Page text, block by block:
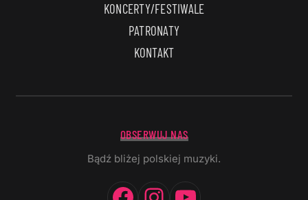
KONCERTY/FESTIWALE
PATRONATY
KONTAKT
OBSERWUJ NAS
Bądź bliżej polskiej muzyki.
Facebook
Instagram